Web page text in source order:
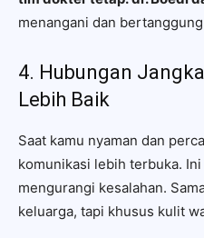
menangani dan
4. Hubungan
Lebih Baik
Saat kamu nyaman dan
komunikasi lebih terbuka.
mengurangi kesalahan.
keluarga, tapi khusus kulit